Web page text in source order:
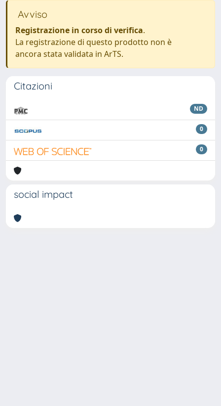
Avviso
Registrazione in corso di verifica.
La registrazione di questo prodotto non è
ancora stata validata in ArTS.
Citazioni
ND
0
0
social impact